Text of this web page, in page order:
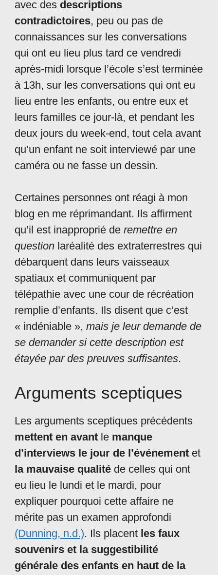
avec des descriptions
contradictoires, peu ou pas de
connaissances sur les conversations
qui ont eu lieu plus tard ce vendredi
après-midi lorsque l’école s’est terminée
à 13h, sur les conversations qui ont eu
lieu entre les enfants, ou entre eux et
leurs familles ce jour-là, et pendant les
deux jours du week-end, tout cela avant
qu’un enfant ne soit interviewé par une
caméra ou ne fasse un dessin.
Certaines personnes ont réagi à mon
blog en me réprimandant. Ils affirment
qu’il est inapproprié de remettre en
question laréalité des extraterrestres qui
débarquent dans leurs vaisseaux
spatiaux et communiquent par
télépathie avec une cour de récréation
remplie d’enfants. Ils disent que c’est
« indéniable », mais je leur demande de
se demander si cette description est
étayée par des preuves suffisantes.
Arguments sceptiques
Les arguments sceptiques précédents
mettent en avant le manque
d’interviews le jour de l’événement et
la mauvaise qualité de celles qui ont
eu lieu le lundi et le mardi, pour
expliquer pourquoi cette affaire ne
mérite pas un examen approfondi
(Dunning, n.d.). Ils placent les faux
souvenirs et la suggestibilité
générale des enfants en haut de la